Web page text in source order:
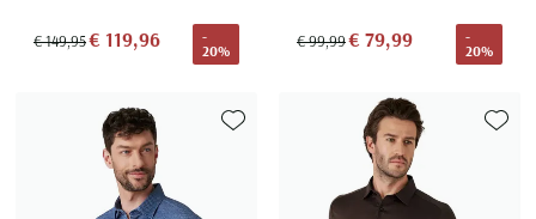
€ 149,95€ 119,96
-
20%
€ 99,99€ 79,99
-
20%
Toevoegen aan favorieten